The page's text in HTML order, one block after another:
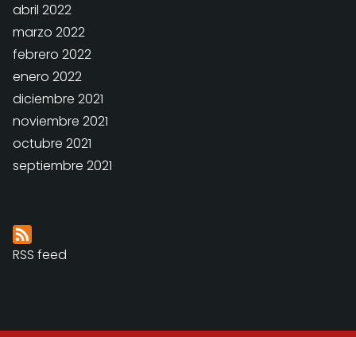
abril 2022
marzo 2022
febrero 2022
enero 2022
diciembre 2021
noviembre 2021
octubre 2021
septiembre 2021
RSS feed